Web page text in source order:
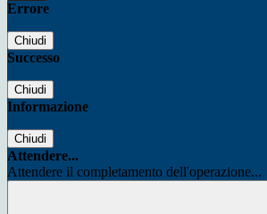
Errore
Chiudi
Successo
Chiudi
Informazione
Chiudi
Attendere...
Attendere il completamento dell'operazione...